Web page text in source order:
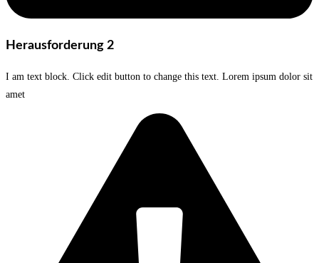
Herausforderung 2
I am text block. Click edit button to change this text. Lorem ipsum dolor sit
amet